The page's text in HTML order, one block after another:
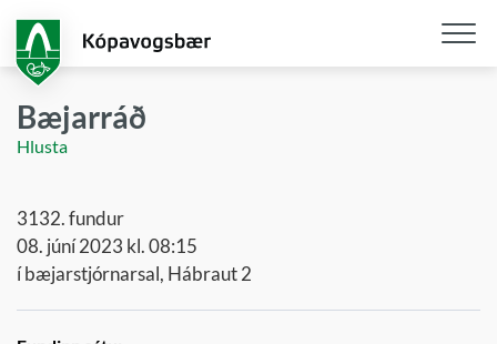
aðalefni
Bæjarráð
Hlusta
3132. fundur
08. júní 2023 kl. 08:15
í bæjarstjórnarsal, Hábraut 2
Opna